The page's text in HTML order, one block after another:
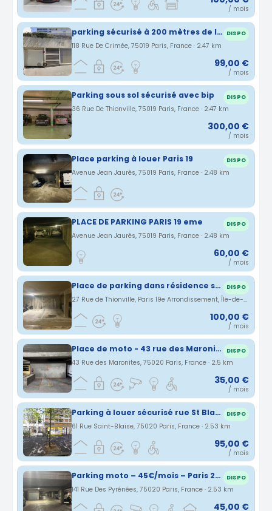
/ mois
parking sécurisé à 200 mètres de la station laumière/ourcq (ligne 5) DISPO
118 Rue De Crimée, 75019 Paris, France · 2.47 km
99,00 €
/ mois
Parking sous sol sécurisé avec bip DISPO
36 Rue De Thionville, 75019 Paris, France · 2.47 km
300,00 €
/ mois
Place parking à louer Paris 19 DISPO
Avenue Jean Jaurès, 75019 Paris, France · 2.48 km
PLACE DE PARKING PARIS 19 eme DISPO
Avenue Jean Jaurès, 75019 Paris, France · 2.48 km
60,00 €
/ mois
Place de parking dans résidence sécurisée Paris 19 DISPO
27 Rue de Thionville, Paris 19e Arrondissement, Île-de-France, France · 2.49 km
100,00 €
/ mois
Place de moto - 43 rue des Maronites (20eme) – Parking sécurisé DISPO
43 Rue des Maronites, 75020 Paris, France · 2.5 km
35,00 €
/ mois
Parking à louer sécurisé rue St Blaise DISPO
61 Rue Saint-Blaise, 75020 Paris, France · 2.53 km
95,00 €
/ mois
Parking moto – 45€/mois – Paris 20ème - Métro Alexandre Dumas/Cimetière du Père Lachaise DISPO
141 Rue Des Pyrénées, 75020 Paris, France · 2.53 km
45,00 €